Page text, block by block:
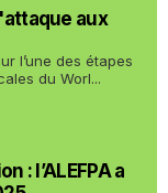
aux
l’une des étapes
du Worl...
: l’ALEFPA a